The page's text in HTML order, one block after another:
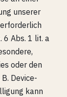
unserer
6 Abs. 1 lit. a
oder den
Device-
kann